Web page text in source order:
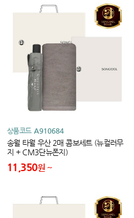
상품코드 A910684
송월 타월 우산 2매 콤보세트 (뉴컬러무
지 + CM3단뉴폰지)
11,350원